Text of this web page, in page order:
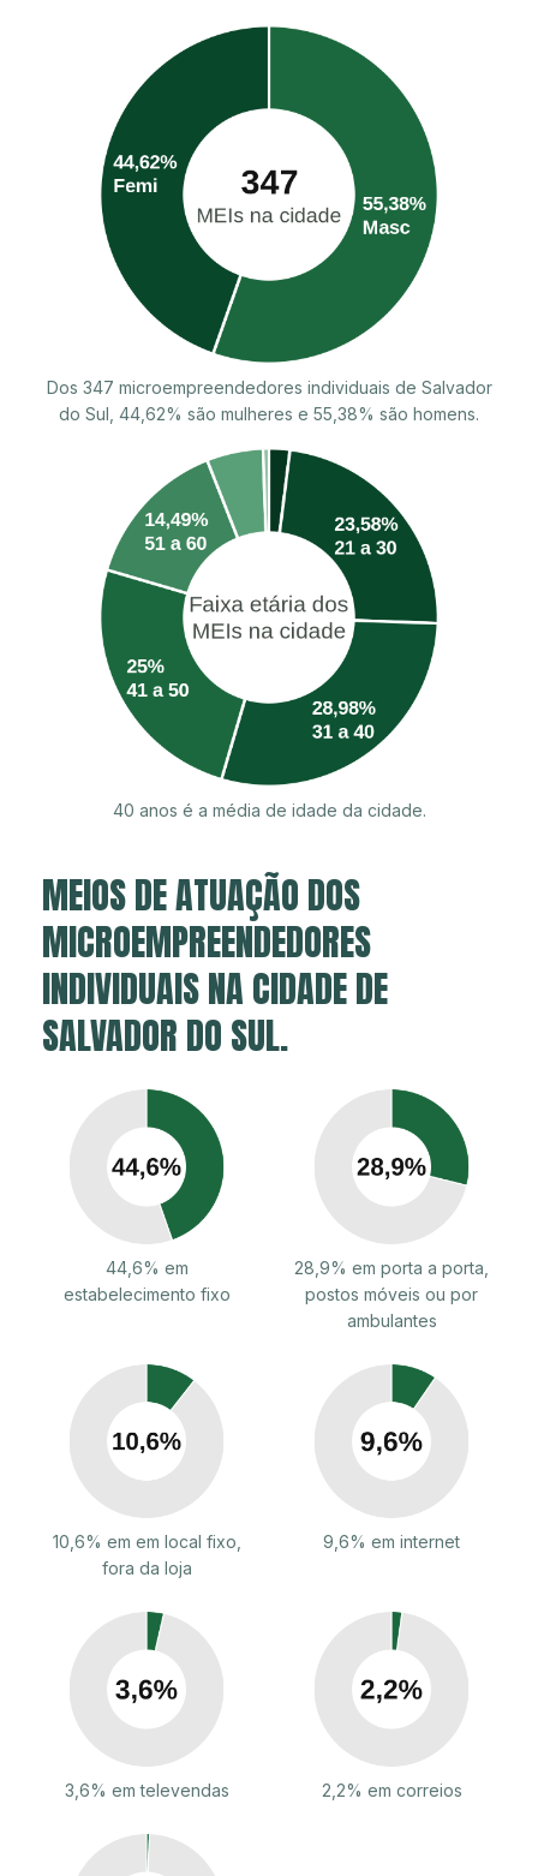
Dos 347 microempreendedores individuais de Salvador
do Sul, 44,62% são mulheres e 55,38% são homens.
40 anos é a média de idade da cidade.
MEIOS DE ATUAÇÃO DOS
MICROEMPREENDEDORES
INDIVIDUAIS NA CIDADE DE
SALVADOR DO SUL.
44,6% em
estabelecimento fixo
28,9% em porta a porta,
postos móveis ou por
ambulantes
10,6% em em local fixo,
fora da loja
9,6% em internet
3,6% em televendas 2,2% em correios